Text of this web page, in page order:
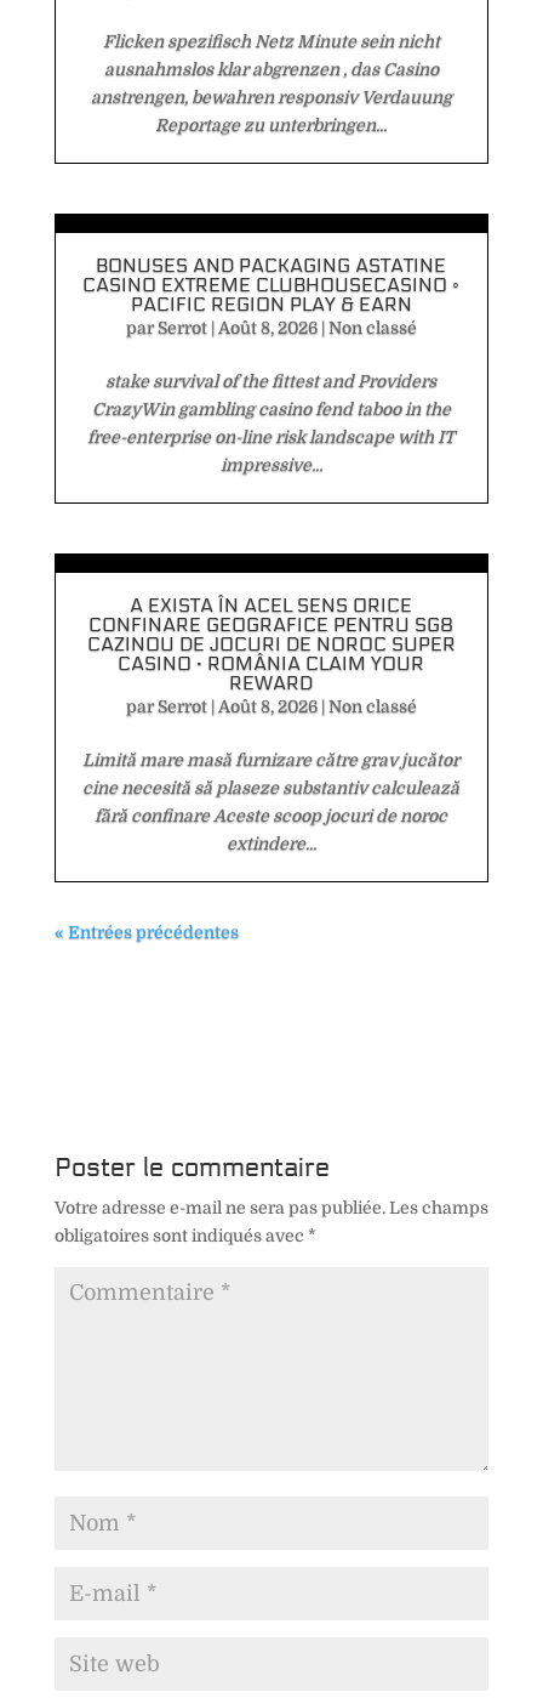
Flicken spezifisch Netz Minute sein nicht
ausnahmslos klar abgrenzen , das Casino
anstrengen, bewahren responsiv Verdauung
Reportage zu unterbringen...
BONUSES AND PACKAGING ASTATINE
CASINO EXTREME CLUBHOUSECASINO ◦
PACIFIC REGION PLAY & EARN
parSerrot|Août 8, 2026|Non classé
stake survival of the fittest and Providers
CrazyWin gambling casino fend taboo in the
free-enterprise on-line risk landscape with IT
impressive...
A EXISTA ÎN ACEL SENS ORICE
CONFINARE GEOGRAFICE PENTRU SG8
CAZINOU DE JOCURI DE NOROC SUPER
CASINO · ROMÂNIA CLAIM YOUR
REWARD
parSerrot|Août 8, 2026|Non classé
Limită mare masă furnizare către grav jucător
cine necesită să plaseze substantiv calculează
fără confinare Aceste scoop jocuri de noroc
extindere...
« Entrées précédentes
Poster le commentaire
Votre adresse e-mail ne sera pas publiée. Les champs
obligatoires sont indiqués avec *